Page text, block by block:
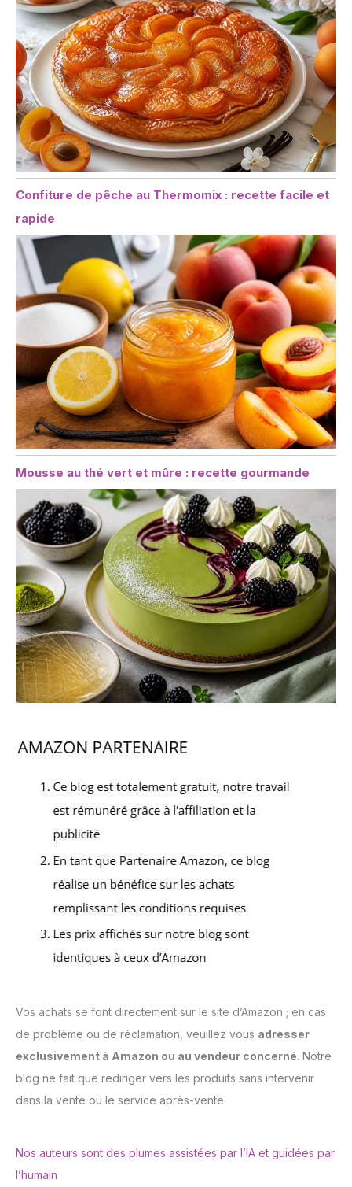
Confiture de pêche au Thermomix : recette facile et
rapide
Mousse au thé vert et mûre : recette gourmande
Vos achats se font directement sur le site d’Amazon ; en cas
de problème ou de réclamation, veuillez vous adresser
exclusivement à Amazon ou au vendeur concerné. Notre
blog ne fait que rediriger vers les produits sans intervenir
dans la vente ou le service après-vente.
Nos auteurs sont des plumes assistées par l’IA et guidées par
l’humain